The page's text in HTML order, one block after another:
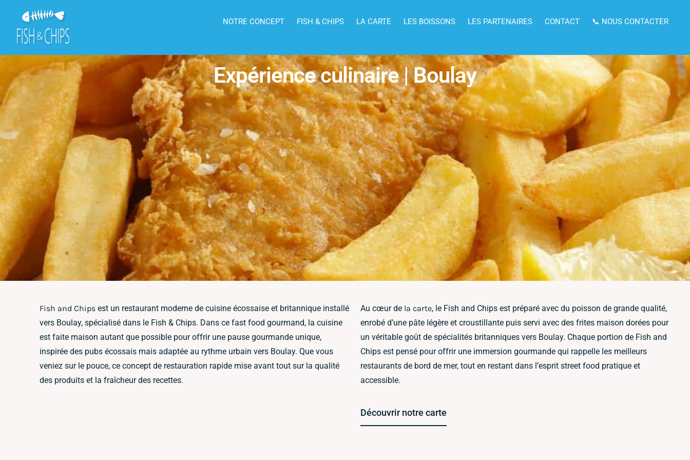
principal
NOTRE CONCEPT FISH & CHIPS LA CARTE LES BOISSONS LES PARTENAIRES CONTACT 📞 NOUS CONTACTER
Expérience culinaire | Boulay
Fish and Chips est un restaurant moderne de cuisine écossaise et britannique installé
vers Boulay, spécialisé dans le Fish & Chips. Dans ce fast food gourmand, la cuisine
est faite maison autant que possible pour offrir une pause gourmande unique,
inspirée des pubs écossais mais adaptée au rythme urbain vers Boulay. Que vous
veniez sur le pouce, ce concept de restauration rapide mise avant tout sur la qualité
des produits et la fraîcheur des recettes.
Au cœur de la carte, le Fish and Chips est préparé avec du poisson de grande qualité,
enrobé d’une pâte légère et croustillante puis servi avec des frites maison dorées pour
un véritable goût de spécialités britanniques vers Boulay. Chaque portion de Fish and
Chips est pensé pour offrir une immersion gourmande qui rappelle les meilleurs
restaurants de bord de mer, tout en restant dans l’esprit street food pratique et
accessible.
Découvrir notre carte